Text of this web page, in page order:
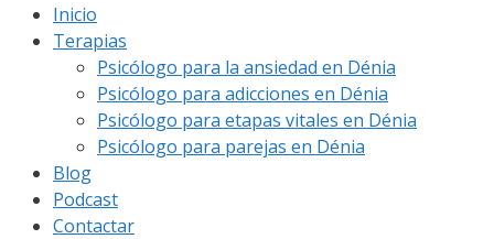
Inicio
Terapias
Psicólogo para la ansiedad en Dénia
Psicólogo para adicciones en Dénia
Psicólogo para etapas vitales en Dénia
Psicólogo para parejas en Dénia
Blog
Podcast
Contactar